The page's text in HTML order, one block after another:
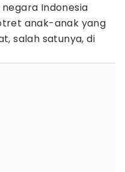
Indonesia
anak-anak yang
salah satunya, di